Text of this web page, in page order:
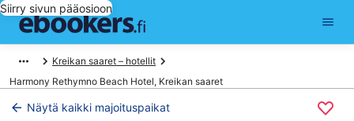
Siirry sivun pääosioon
Kreikan saaret – hotellit
Harmony Rethymno Beach Hotel, Kreikan saaret
Näytä kaikki majoituspaikat